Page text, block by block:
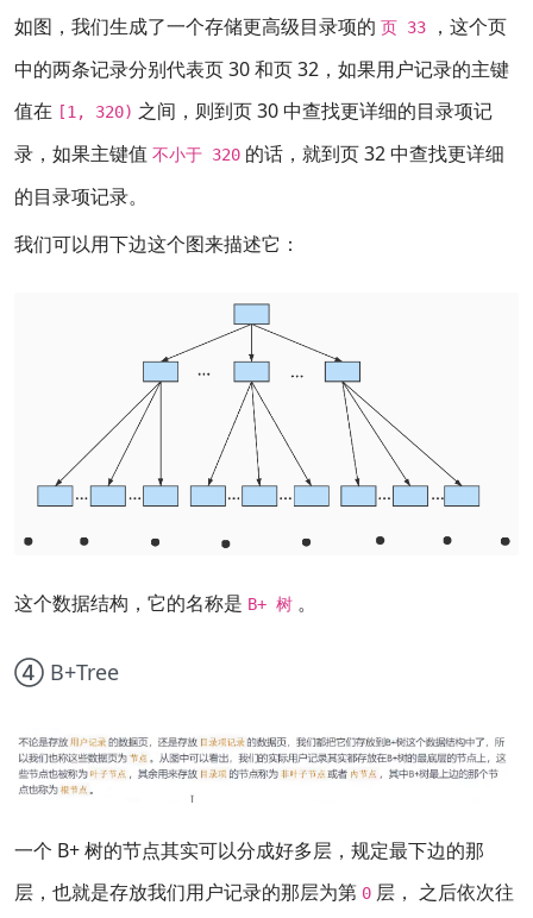
如图，我们生成了一个存储更高级目录项的 页 33
，这个页
中的两条记录分别代表页 30 和页 32，如果用户记录的主键
值在 [1, 320) 之间，则到页 30 中查找更详细的目录项记
录，如果主键值 不小于 320 的话，就到页 32 中查找更详细
的目录项记录。
我们可以用下边这个图来描述它：
这个数据结构，它的名称是 B+ 树 。
④ B+Tree
一个 B+ 树的节点其实可以分成好多层，规定最下边的那
层，也就是存放我们用户记录的那层为第 0 层， 之后依次往